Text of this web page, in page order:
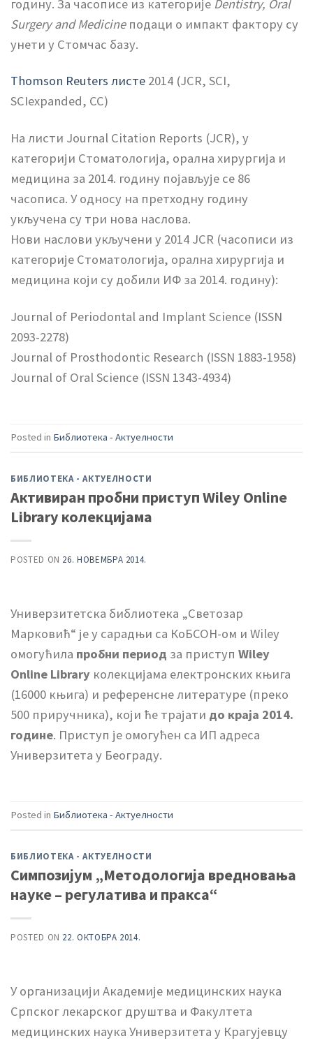
годину. За часописе из категорије Dentistry, Oral
Surgery and Medicineподаци о импакт фактору су
унети у Стомчас базу.
Thomson Reuters листе 2014 (JCR, SCI,
SCIexpanded, CC)
На листи Journal Citation Reports (JCR), у
категорији Стоматологија, орална хирургија и
медицина за 2014. годину појављује се 86
часописа. У односу на претходну годину
укључена су три нова наслова.
Нови наслови укључени у 2014 JCR (часописи из
категорије Стоматологија, орална хирургија и
медицина који су добили ИФ за 2014. годину):
Journal of Periodontal and Implant Science (ISSN
2093-2278)
Journal of Prosthodontic Research (ISSN 1883-1958)
Journal of Oral Science (ISSN 1343-4934)
Posted in Библиотека - Актуелности
БИБЛИОТЕКА - АКТУЕЛНОСТИ
Активиран пробни приступ Wiley Online
Library колекцијама
POSTED ON 26. НОВЕМБРА 2014.
Универзитетска библиотека „Светозар
Марковић“ је у сарадњи са КоБСОН-ом и Wiley
омогућила пробни период за приступ Wiley
Online Library колекцијама електронских књига
(16000 књига) и референсне литературе (преко
500 приручника), који ће трајати до краја 2014.
године. Приступ је омогућен са ИП адреса
Универзитета у Београду.
Posted in Библиотека - Актуелности
БИБЛИОТЕКА - АКТУЕЛНОСТИ
Симпозијум „Методологија вредновања
науке – регулатива и пракса“
POSTED ON 22. ОКТОБРА 2014.
У организацији Академије медицинских наука
Српског лекарског друштва и Факултета
медицинских наука Универзитета у Крагујевцу